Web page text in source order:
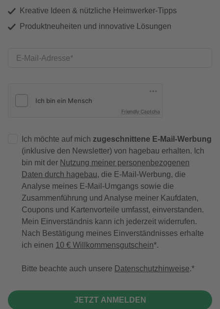
Kreative Ideen & nützliche Heimwerker-Tipps
Produktneuheiten und innovative Lösungen
E-Mail-Adresse
Friendly Captcha
Ich möchte auf mich zugeschnittene E-Mail-Werbung
(inklusive den Newsletter) von hagebau erhalten. Ich
bin mit der Nutzung meiner personenbezogenen
Daten durch hagebau, die E-Mail-Werbung, die
Analyse meines E-Mail-Umgangs sowie die
Zusammenführung und Analyse meiner Kaufdaten,
Coupons und Kartenvorteile umfasst, einverstanden.
Mein Einverständnis kann ich jederzeit widerrufen.
Nach Bestätigung meines Einverständnisses erhalte
ich einen 10 € Willkommensgutschein*.
Bitte beachte auch unsere Datenschutzhinweise.
JETZT ANMELDEN